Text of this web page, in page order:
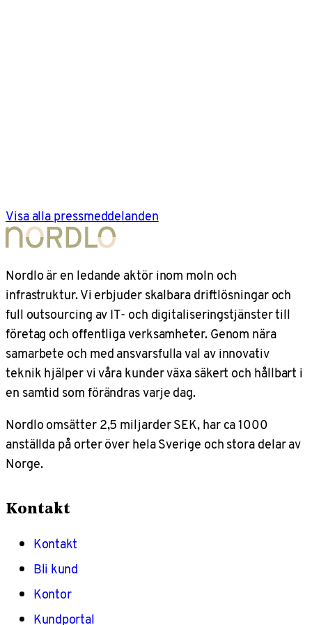
Visa alla pressmeddelanden
Nordlo är en ledande aktör inom moln och
infrastruktur. Vi erbjuder skalbara driftlösningar och
full outsourcing av IT- och digitaliseringstjänster till
företag och offentliga verksamheter. Genom nära
samarbete och med ansvarsfulla val av innovativ
teknik hjälper vi våra kunder växa säkert och hållbart i
en samtid som förändras varje dag.
Nordlo omsätter 2,5 miljarder SEK, har ca 1000
anställda på orter över hela Sverige och stora delar av
Norge.
Kontakt
Kontakt
Bli kund
Kontor
Kundportal